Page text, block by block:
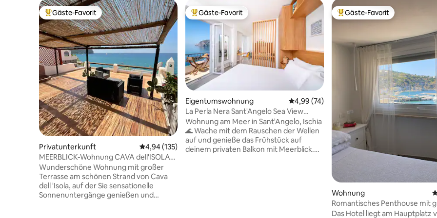
Beliebter Gäste-Favorit.
Gäste-Favorit
Privatunterkunft Durchschnittliche Bewertung: 4,94 von 5, 135 Bewertungen
4,94 (135)
MEERBLICK-Wohnung CAVA dell'ISOLA
(Forio)• Elowen
Wunderschöne Wohnung mit großer
Terrasse am schönen Strand von Cava
dell 'Isola, auf der Sie sensationelle
Sonnenuntergänge genießen und
Beliebter Gäste-Favorit.
Gäste-Favorit
Eigentumswohnung Durchschnittliche Bewertung: 4,99 von 5,
4,99 (74)
La Perla Nera Sant'Angelo Sea View
Apartment
Wohnung am Meer in Sant'Angelo, Ischia
🌊 Wache mit dem Rauschen der Wellen
auf und genieße das Frühstück auf
deinem privaten Balkon mit Meerblick.
Beliebter Gäste-Favorit.
Gäste-Favorit
Wohnung
Romantisches Penthouse mit
Panoramaterrasse
Das Hotel liegt am Hauptplatz